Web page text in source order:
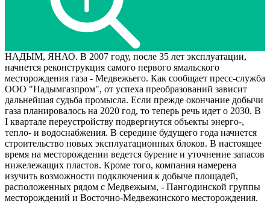
НАДЫМ, ЯНАО. В 2007 году, после 35 лет эксплуатации,
начнется реконструкция самого первого ямальского
месторождения газа - Медвежьего. Как сообщает пресс-служба
ООО "Надымгазпром", от успеха преобразований зависит
дальнейшая судьба промысла. Если прежде окончание добычи
газа планировалось на 2020 год, то теперь речь идет о 2030. В
I квартале переустройству подвергнутся объекты энерго-,
тепло- и водоснабжения. В середине будущего года начнется
строительство новых эксплуатационных блоков. В настоящее
время на месторождении ведется бурение и уточнение запасов
нижележащих пластов. Кроме того, компания намерена
изучить возможности подключения к добыче площадей,
расположенных рядом с Медвежьим, - Пангодинской группы
месторождений и Восточно-Медвежинского месторождения.